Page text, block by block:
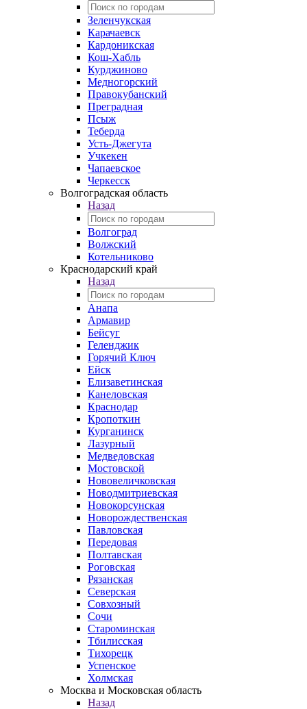
Зеленчукская
Карачаевск
Кардоникская
Кош-Хабль
Курджиново
Медногорский
Правокубанский
Преградная
Псыж
Теберда
Усть-Джегута
Учкекен
Чапаевское
Черкесск
Волгоградская область
Назад
Волгоград
Волжский
Котельниково
Краснодарский край
Назад
Анапа
Армавир
Бейсуг
Геленджик
Горячий Ключ
Ейск
Елизаветинская
Канеловская
Краснодар
Кропоткин
Курганинск
Лазурный
Медведовская
Мостовской
Нововеличковская
Новодмитриевская
Новокорсунская
Новорождественская
Павловская
Передовая
Полтавская
Роговская
Рязанская
Северская
Совхозный
Сочи
Староминская
Тбилисская
Тихорецк
Успенское
Холмская
Москва и Московская область
Назад